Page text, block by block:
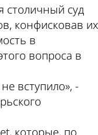
столичный суд
конфисковав их
в
вопроса в
вступило», -